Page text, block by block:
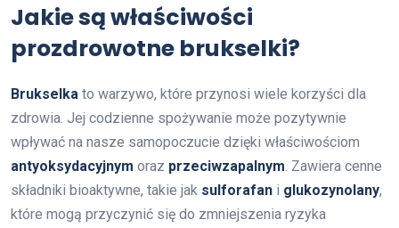
Jakie są właściwości
prozdrowotne brukselki?
Brukselka to warzywo, które przynosi wiele korzyści dla
zdrowia. Jej codzienne spożywanie może pozytywnie
wpływać na nasze samopoczucie dzięki właściwościom
antyoksydacyjnym oraz przeciwzapalnym. Zawiera cenne
składniki bioaktywne, takie jak sulforafan i glukozynolany,
które mogą przyczynić się do zmniejszenia ryzyka